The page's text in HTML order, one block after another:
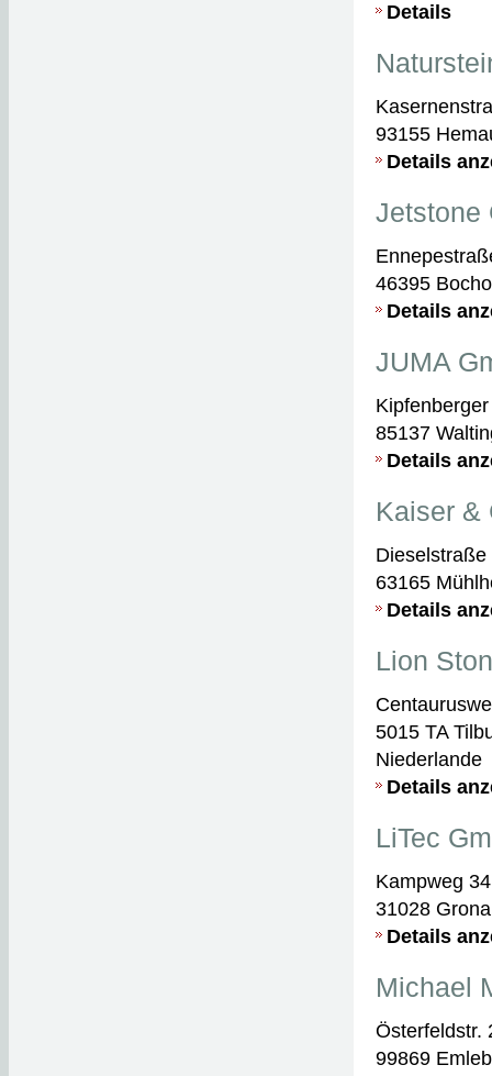
Details
93155
Details
Jetstone
46395
Details
JUMA
85137
Details
Kaiser &
Dieselstraße
63165
Details
Lion
5015 TA
Niederlande
Details
LiTec
Kampweg 34
31028
Details
Michael
Österfeldstr.
99869